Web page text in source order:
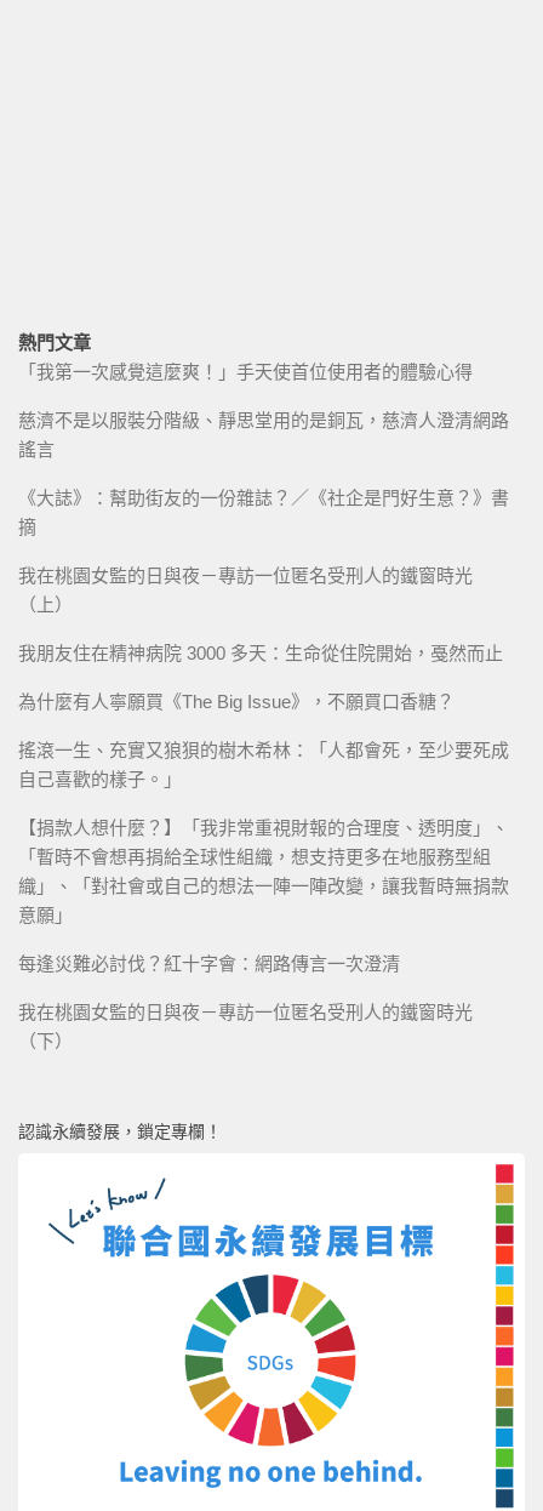
熱門文章
「我第一次感覺這麼爽！」手天使首位使用者的體驗心得
慈濟不是以服裝分階級、靜思堂用的是銅瓦，慈濟人澄清網路
謠言
《大誌》：幫助街友的一份雜誌？／《社企是門好生意？》書
摘
我在桃園女監的日與夜－專訪一位匿名受刑人的鐵窗時光
（上）
我朋友住在精神病院 3000 多天：生命從住院開始，戞然而止
為什麼有人寧願買《The Big Issue》，不願買口香糖？
搖滾一生、充實又狼狽的樹木希林：「人都會死，至少要死成
自己喜歡的樣子。」
【捐款人想什麼？】「我非常重視財報的合理度、透明度」、
「暫時不會想再捐給全球性組織，想支持更多在地服務型組
織」、「對社會或自己的想法一陣一陣改變，讓我暫時無捐款
意願」
每逢災難必討伐？紅十字會：網路傳言一次澄清
我在桃園女監的日與夜－專訪一位匿名受刑人的鐵窗時光
（下）
認識永續發展，鎖定專欄！